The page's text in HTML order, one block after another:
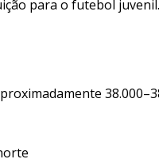
para o futebol juvenil.